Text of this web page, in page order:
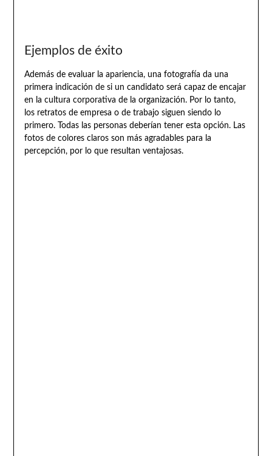
Ejemplos de éxito
Además de evaluar la apariencia, una fotografía da una
primera indicación de si un candidato será capaz de encajar
en la cultura corporativa de la organización. Por lo tanto,
los retratos de empresa o de trabajo siguen siendo lo
primero. Todas las personas deberían tener esta opción. Las
fotos de colores claros son más agradables para la
percepción, por lo que resultan ventajosas.